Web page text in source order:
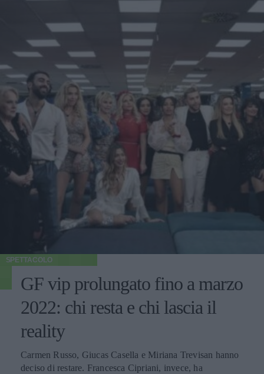
SPETTACOLO
GF vip prolungato fino a marzo
2022: chi resta e chi lascia il
reality
Carmen Russo, Giucas Casella e Miriana Trevisan hanno
deciso di restare. Francesca Cipriani, invece, ha